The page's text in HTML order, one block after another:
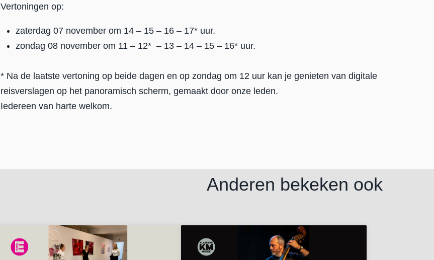
Vertoningen op:
zaterdag 07 november om 14 – 15 – 16 – 17* uur.
zondag 08 november om 11 – 12* – 13 – 14 – 15 – 16* uur.
* Na de laatste vertoning op beide dagen en op zondag om 12 uur kan je genieten van digitale
reisverslagen op het panoramisch scherm, gemaakt door onze leden.
Iedereen van harte welkom.
Anderen bekeken ook